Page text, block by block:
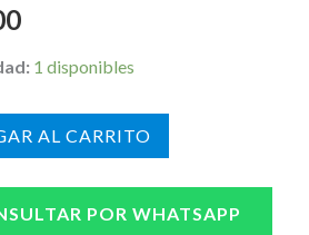
1 disponibles
AL CARRITO
POR WHATSAPP